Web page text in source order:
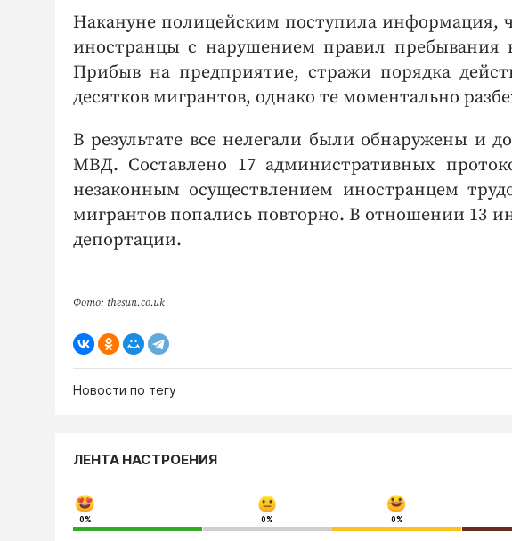
Накануне полицейским поступила информация,
иностранцы с нарушением правил пребывания
Прибыв на предприятие, стражи порядка
десятков мигрантов, однако те моментально
В результате все нелегали были обнаружены и
МВД. Составлено 17 административных
незаконным осуществлением иностранцем
мигрантов попались повторно. В отношении 13
депортации.
Фото: thesun.co.uk
Новости по тегу
ЛЕНТА НАСТРОЕНИЯ
0% 0% 0%